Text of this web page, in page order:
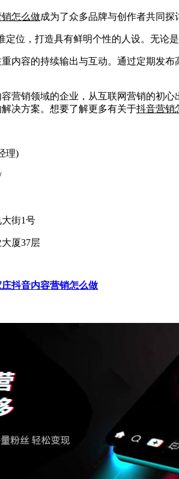
怎么做成为了众多品牌与创作者共同探
，打造具有鲜明个性的人设。无论是
容的持续输出与互动。通过定期发布
销领域的企业，从互联网营销的初心
决方案。想要了解更多有关于抖音营销
理)
街1号
厦37层
抖音内容营销怎么做